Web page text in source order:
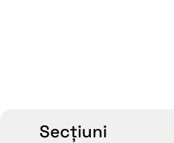
Secțiuni